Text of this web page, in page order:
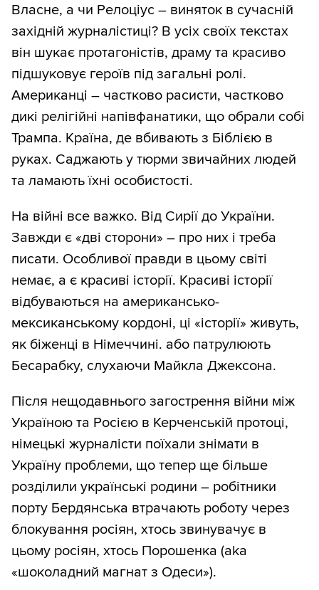
Власне, а чи Релоціус – виняток в сучасній
західній журналістиці? В усіх своїх текстах
він шукає протагоністів, драму та красиво
підшуковує героїв під загальні ролі.
Американці – частково расисти, частково
дикі релігійні напівфанатики, що обрали собі
Трампа. Країна, де вбивають з Біблією в
руках. Саджають у тюрми звичайних людей
та ламають їхні особистості.
На війні все важко. Від Сирії до України.
Завжди є «дві сторони» – про них і треба
писати. Особливої правди в цьому світі
немає, а є красиві історії. Красиві історії
відбуваються на американсько-
мексиканському кордоні, ці «історії» живуть,
як біженці в Німеччині. або патрулюють
Бесарабку, слухаючи Майкла Джексона.
Після нещодавнього загострення війни між
Україною та Росією в Керченській протоці,
німецькі журналісти поїхали знімати в
Україну проблеми, що тепер ще більше
розділили українські родини – робітники
порту Бердянська втрачають роботу через
блокування росіян, хтось звинувачує в
цьому росіян, хтось Порошенка (aka
«шоколадний магнат з Одеси»).